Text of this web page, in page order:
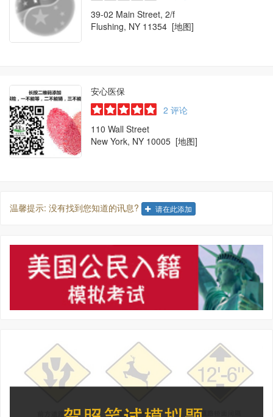
39-02 Main Street, 2/f
Flushing, NY 11354 [地图]
安心医保
2 评论
110 Wall Street
New York, NY 10005 [地图]
温馨提示: 没有找到您知道的讯息? 请在此添加